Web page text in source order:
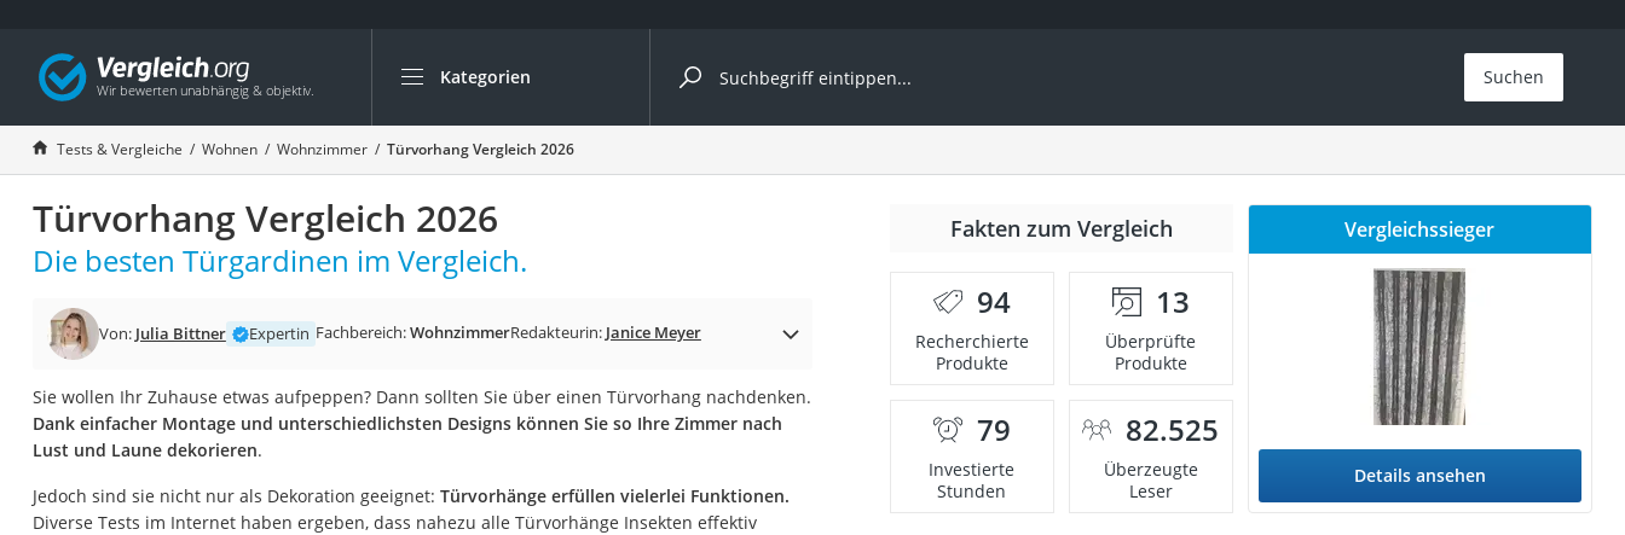
Kategorien
Die beliebtesten Vergleiche nach Kategorie
Wohnen
Matratzen-Topper
Matratzen
Konferenzlautsprecher
Tageslichtlampe
Badlüfter
Bürohocker
Außenleuchte mit Kamera
Akku-Tischlampe
Suchen
Tests & Vergleiche Wohnen Wohnzimmer Türvorhang Vergleich 2026
Türvorhang Vergleich 2026
Die besten Türgardinen im Vergleich.
Von: Julia Bittner Expertin Fachbereich:WohnzimmerRedakteurin: Janice Meyer
Sie wollen Ihr Zuhause etwas aufpeppen? Dann sollten Sie über einen Türvorhang nachdenken.
Dank einfacher Montage und unterschiedlichsten Designs können Sie so Ihre Zimmer nach
Lust und Laune dekorieren.
Jedoch sind sie nicht nur als Dekoration geeignet: Türvorhänge erfüllen vielerlei Funktionen.
Diverse Tests im Internet haben ergeben, dass nahezu alle Türvorhänge Insekten effektiv
Fakten zum Vergleich
94
Recherchierte
Produkte
13
Überprüfte
Produkte
79
Investierte
Stunden
82.525
Überzeugte
Leser
Vergleichssieger
Details ansehen